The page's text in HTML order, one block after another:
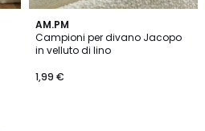
AM.PM
Campioni per divano Jacopo
in velluto di lino
1,99 €